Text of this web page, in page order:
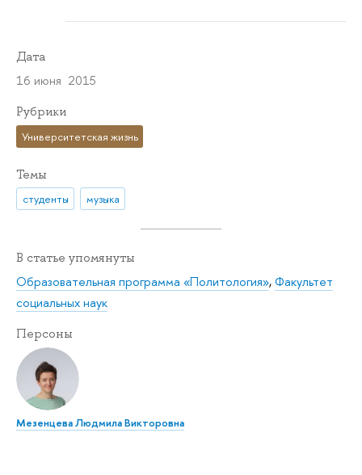
Дата
16 июня 2015
Рубрики
Университетская жизнь
Темы
студенты музыка
В статье упомянуты
Образовательная программа «Политология»,Факультет
социальных наук
Персоны
Мезенцева Людмила Викторовна